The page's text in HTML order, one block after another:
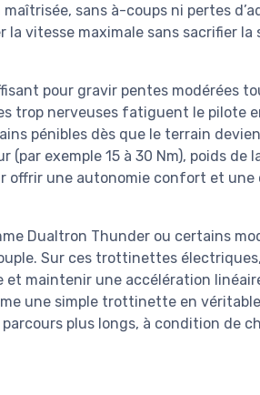
sans à-coups ni pertes
la vitesse maximale sans sacrifier la
pour gravir pentes modérées
trop nerveuses fatiguent le pilote
pénibles dès que le terrain
exemple 15 à 30 Nm), poids de
offrir une autonomie confort et
Dualtron Thunder ou certains
Sur ces trottinettes électriques,
et maintenir une accélération
une simple trottinette en
plus longs, à condition de